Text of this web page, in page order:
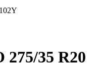
35 R20